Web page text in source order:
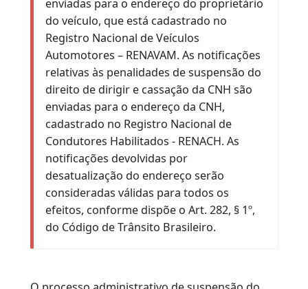
Importante:
Mantenha o endereço do veículo e da
CNH atualizados. As notificações relativas
à aplicação da penalidade de multa são
enviadas para o endereço do proprietário
do veículo, que está cadastrado no
Registro Nacional de Veículos
Automotores – RENAVAM. As notificações
relativas às penalidades de suspensão do
direito de dirigir e cassação da CNH são
enviadas para o endereço da CNH,